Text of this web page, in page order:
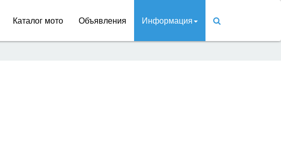
Каталог мото Объявления Информация